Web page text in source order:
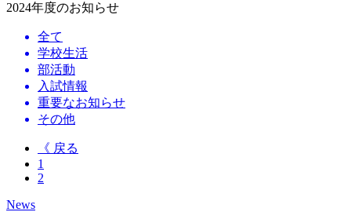
2024年度のお知らせ
全て
学校生活
部活動
入試情報
重要なお知らせ
その他
《 戻る
1
2
News